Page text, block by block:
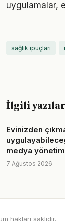
uygulamalar,
sağlık ipuçları
İlgili yazılar
Evinizden
medya
7 Ağustos 2026
hakları saklıdır.